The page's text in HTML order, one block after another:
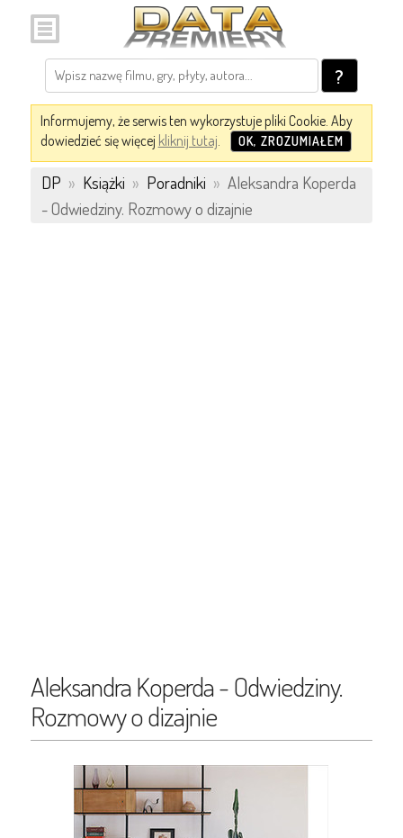
?
Informujemy, że serwis ten wykorzystuje pliki Cookie. Aby
dowiedzieć się więcej kliknij tutaj. OK, ZROZUMIAŁEM
DP » Książki » Poradniki » Aleksandra Koperda
- Odwiedziny. Rozmowy o dizajnie
Aleksandra Koperda - Odwiedziny.
Rozmowy o dizajnie